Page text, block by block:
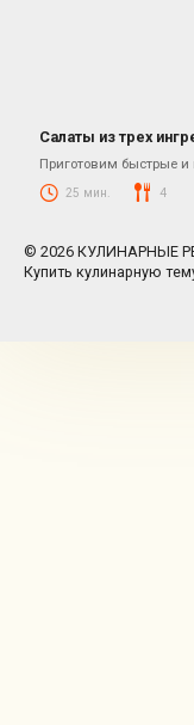
Салаты
Салаты из трех
Приготовим быстрые и
25 мин. 4
© 2026 КУЛИНАРНЫЕ
Купить кулинарную